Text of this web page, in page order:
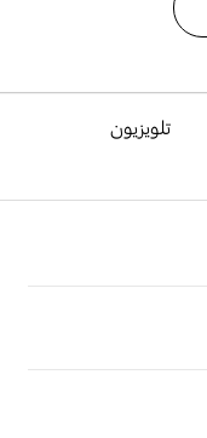
تلویزیون